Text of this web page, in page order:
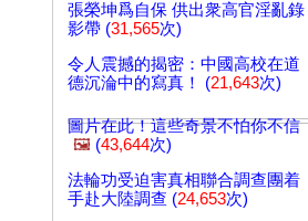
張榮坤爲自保 供出衆高官淫亂錄
影帶 (31,565次)
令人震撼的揭密：中國高校在道
德沉淪中的寫真！ (21,643次)
圖片在此！這些奇景不怕你不信
🖼️ (43,644次)
法輪功受迫害真相聯合調查團着
手赴大陸調查 (24,653次)